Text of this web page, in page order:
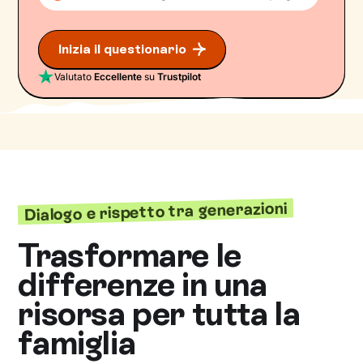
Inizia il questionario
ValutatoEccellente suTrustpilot
Dialogo e rispetto tra generazioni
Trasformare le
differenze in una
risorsa per tutta la
famiglia